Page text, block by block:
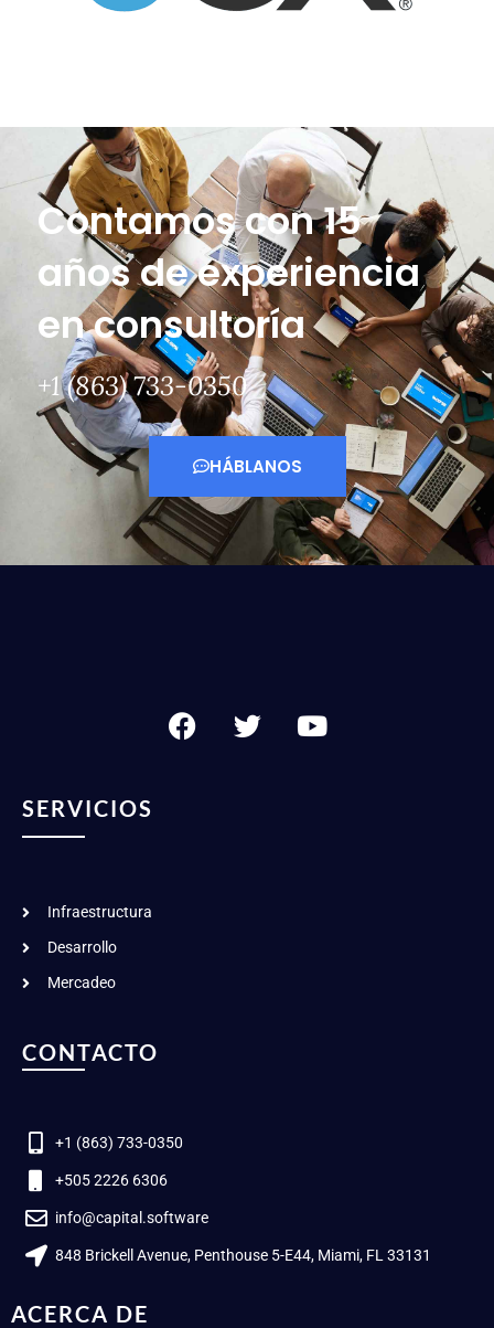
Contamos con 15
años de experiencia
en consultoría
+1 (863) 733-0350
HÁBLANOS
SERVICIOS
Infraestructura
Desarrollo
Mercadeo
CONTACTO
+1 (863) 733-0350
+505 2226 6306
info@capital.software
848 Brickell Avenue, Penthouse 5-E44, Miami, FL 33131
ACERCA DE